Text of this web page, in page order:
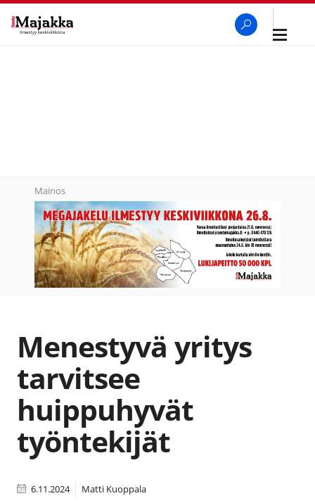
Avaa
Mainos
Menestyvä yritys
tarvitsee
huippuhyvät
työntekijät
6.11.2024 Matti Kuoppala